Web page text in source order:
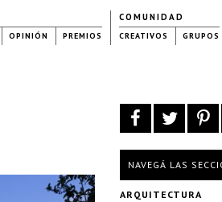
OPINIÓN PREMIOS
COMUNIDAD
CREATIVOS GRUPOS
NAVEGÁ LAS
ARQUITECTURA